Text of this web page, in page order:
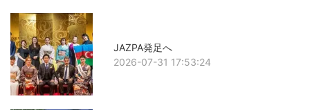
JAZPA発足へ
2026-07-31 17:53:24